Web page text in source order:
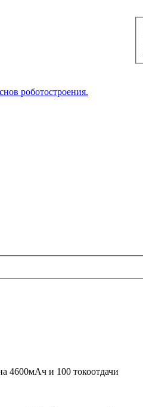
роботостроения.
4600мАч и 100 токоотдачи